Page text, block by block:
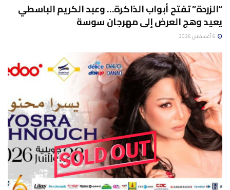
“الزردة” تفتح أبواب الذاكرة… وعبد الكريم الباسطي
يعيد وهج العرض إلى مهرجان سوسة